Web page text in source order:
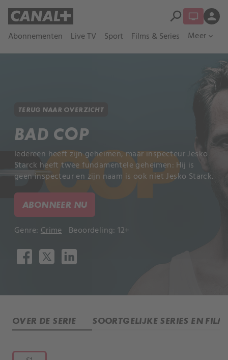
Abonnementen Live TV Sport Films & Series Meer expand_more
search person
TERUG NAAR OVERZICHT
BAD COP
Iedereen heeft zijn geheimen, maar inspecteur Jesko
Starck heeft twee fundamentele geheimen: Hij is
geen inspecteur en zijn naam is ook niet Jesko Starck.
ABONNEER NU
Genre: Crime Beoordeling: 12+
OVER DE SERIE SOORTGELIJKE SERIES EN